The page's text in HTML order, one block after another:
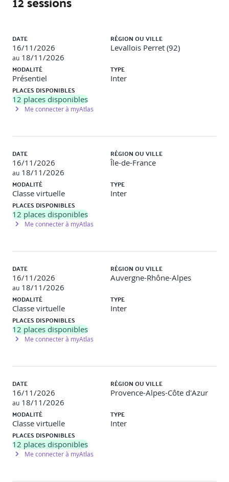
Gestion des exceptions et des erreurs.
Concurrence avec Future, Stream, Isolate
Pubspec : Gestion des dépendances
Tests unitaires
Travaux pratiques
Objectif: Appliquer la POO à un projet Dart
Description: Mise en place d’une architecture de classe
service, data
Widgets et interface utilisateur
Column, Container.
Gestion de la disposition et du style des widgets.
Introduction aux widgets Material Design.Assets / Fonts
Travaux pratiques
utilisant les widgets de base.
Description : Création d'une interface comportant du texte,
des images et des boutons, en utilisant les widgets standard
de Flutter.
Jour 2
DATE
16/11/2026
au 18/11/2026
RÉGION OU VILLE
Levallois Perret (92)
MODALITÉ
Présentiel
TYPE
Inter
PLACES DISPONIBLES
12 places disponibles
Me connecter à myAtlas
DATE
16/11/2026
au 18/11/2026
RÉGION OU VILLE
Île-de-France
MODALITÉ
Classe virtuelle
TYPE
Inter
PLACES DISPONIBLES
12 places disponibles
Me connecter à myAtlas
DATE
16/11/2026
au 18/11/2026
RÉGION OU VILLE
Auvergne-Rhône-Alpes
MODALITÉ
Classe virtuelle
TYPE
Inter
PLACES DISPONIBLES
12 places disponibles
Me connecter à myAtlas
DATE
16/11/2026
au 18/11/2026
RÉGION OU VILLE
Provence-Alpes-Côte d'Azur
MODALITÉ
Classe virtuelle
TYPE
Inter
PLACES DISPONIBLES
12 places disponibles
Me connecter à myAtlas